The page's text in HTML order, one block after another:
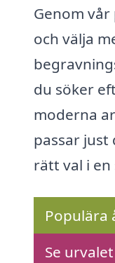
Genom
och välja
du söker
moderna
passar just
rätt val i en
Populära
Se